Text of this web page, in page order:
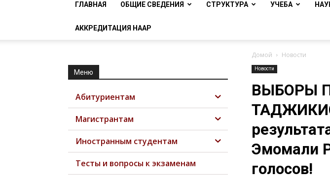
ГЛАВНАЯ ОБЩИЕ СВЕДЕНИЯ СТРУКТУРА УЧЕБА
АККРЕДИТАЦИЯ НААР
Домой Новости
Новости
ВЫБОРЫ
Эмомали
голосов!
Меню
Абитуриентам
Магистрантам
Иностранным студентам
Тесты и вопросы к экзаменам